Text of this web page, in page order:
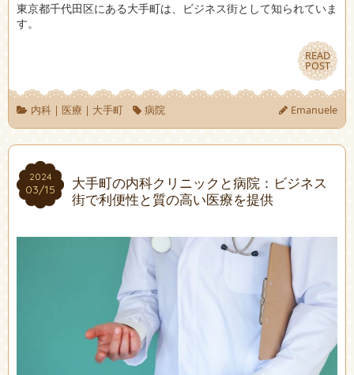
東京都千代田区にある大手町は、ビジネス街として知られていま
す。
READ
POST
READ
POST
内科| 医療 | 大手町 病院 Emanuele
2024
03/15
2024
03/15
大手町の内科クリニックと病院：ビジネス
街で利便性と質の高い医療を提供